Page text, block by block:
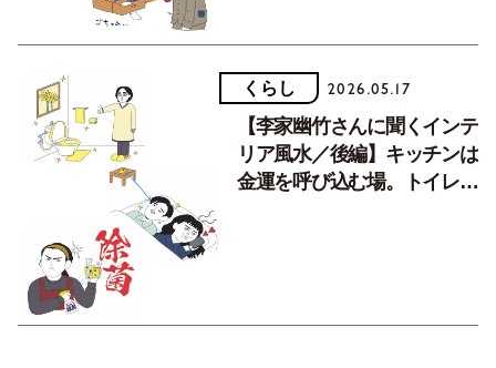
くらし 2026.05.17
【李家幽竹さんに聞くインテ
リア風水／後編】キッチンは
金運を呼び込む場。トイレや